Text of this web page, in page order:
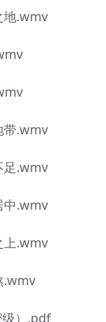
地.wmv
带.wmv
足.wmv
中.wmv
上.wmv
.wmv
级）.pdf